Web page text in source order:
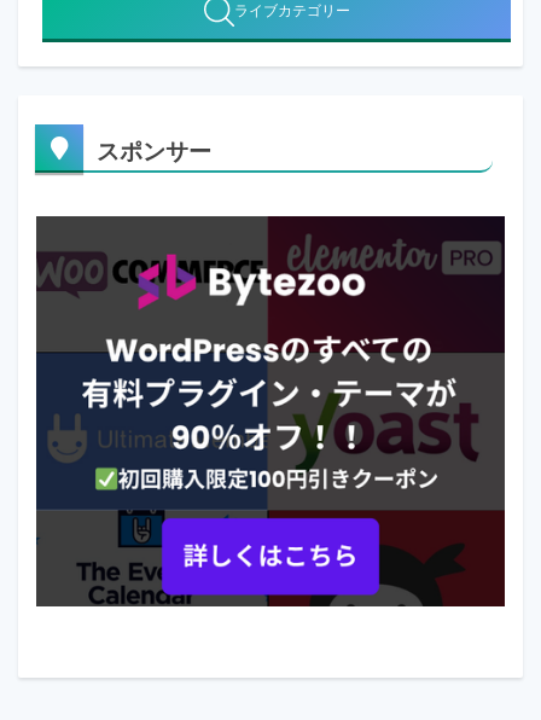
ライブカテゴリー
スポンサー